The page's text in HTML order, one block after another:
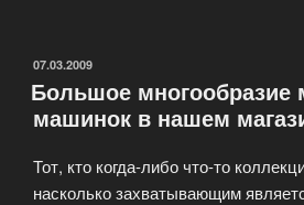
ОПУБЛИКОВАНО
07.03.2009
Большое многообразие
машинок в нашем
Тот, кто когда-либо что-то
насколько захватывающим